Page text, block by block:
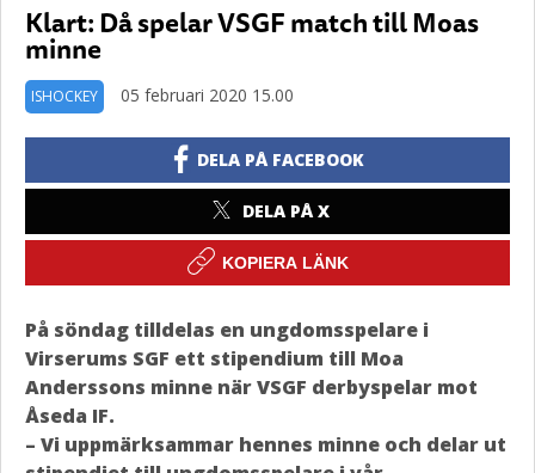
Klart: Då spelar VSGF match till Moas
minne
ISHOCKEY 05 februari 2020 15.00
DELA PÅ FACEBOOK
DELA PÅ X
KOPIERA LÄNK
På söndag tilldelas en ungdomsspelare i
Virserums SGF ett stipendium till Moa
Anderssons minne när VSGF derbyspelar mot
Åseda IF.
– Vi uppmärksammar hennes minne och delar ut